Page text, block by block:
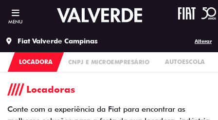
MENU
Fiat Valverde Campinas Alterar
CNPJ E MICROEMPRESÁRIO AUTOESCOLA
LOCADORA
Locadoras
Conte com a experiência da Fiat para encontrar as